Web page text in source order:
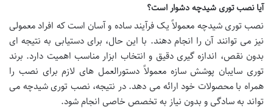
آیا نصب توری شیدچه دشوار است؟
نصب توری شیدچه معمولاً یک فرآیند ساده و آسان است که افراد معمولی
نیز می توانند آن را انجام دهند. با این حال، برای دستیابی به نتیجه ای
بدون نقص، اندازه گیری دقیق و انتخاب ابزار مناسب اهمیت دارد. برند
توری سایبان پوشش سازه معمولاً دستورالعمل های لازم برای نصب را
همراه با محصولات خود ارائه می دهد. در نتیجه، نصب توری شیدچه می
تواند به سادگی و بدون نیاز به تخصص خاصی انجام شود.